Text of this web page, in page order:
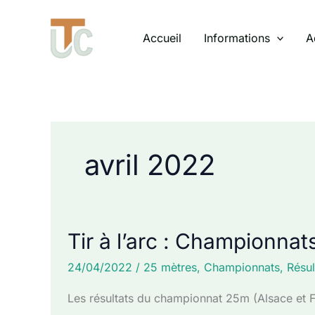
Accueil Informations
avril 2022
Tir à l’arc :
24/04/2022 / 25 mètres, Championnats,
Les résultats du championnat 25m (Alsace et